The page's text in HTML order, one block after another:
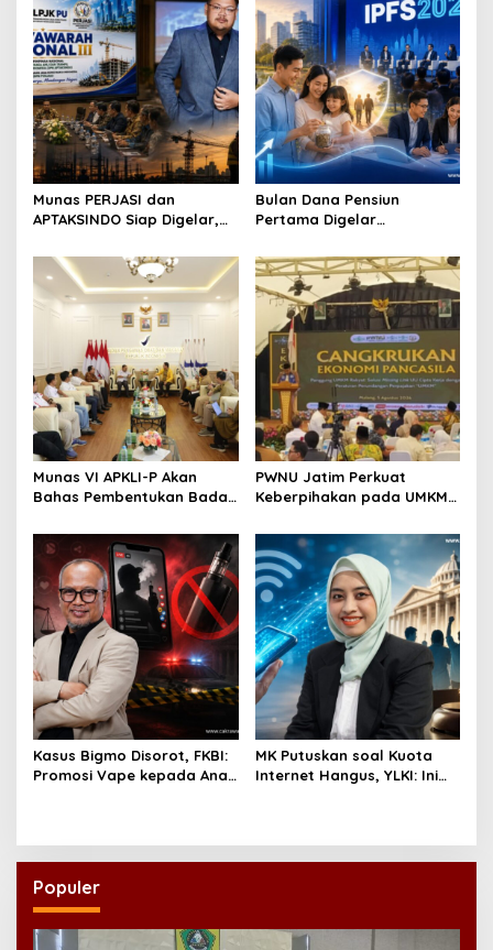
g
a
t
i
o
n
Munas PERJASI dan
APTAKSINDO Siap Digelar,
Revisi AD/ART
Bulan Dana Pensiun
Pertama Digelar
Perkuat Ekosistem Pensiun
Berkelanjutan
Munas VI APKLI-P Akan
Bahas Pembentukan Badan
Dinilai Penting Hadapi
Bonus Demografi
PWNU Jatim Perkuat
Keberpihakan pada UMKM
Kasus Bigmo Disorot, FKBI:
Promosi Vape kepada Anak
MK Putuskan soal Kuota
Internet Hangus, YLKI: Ini
Populer